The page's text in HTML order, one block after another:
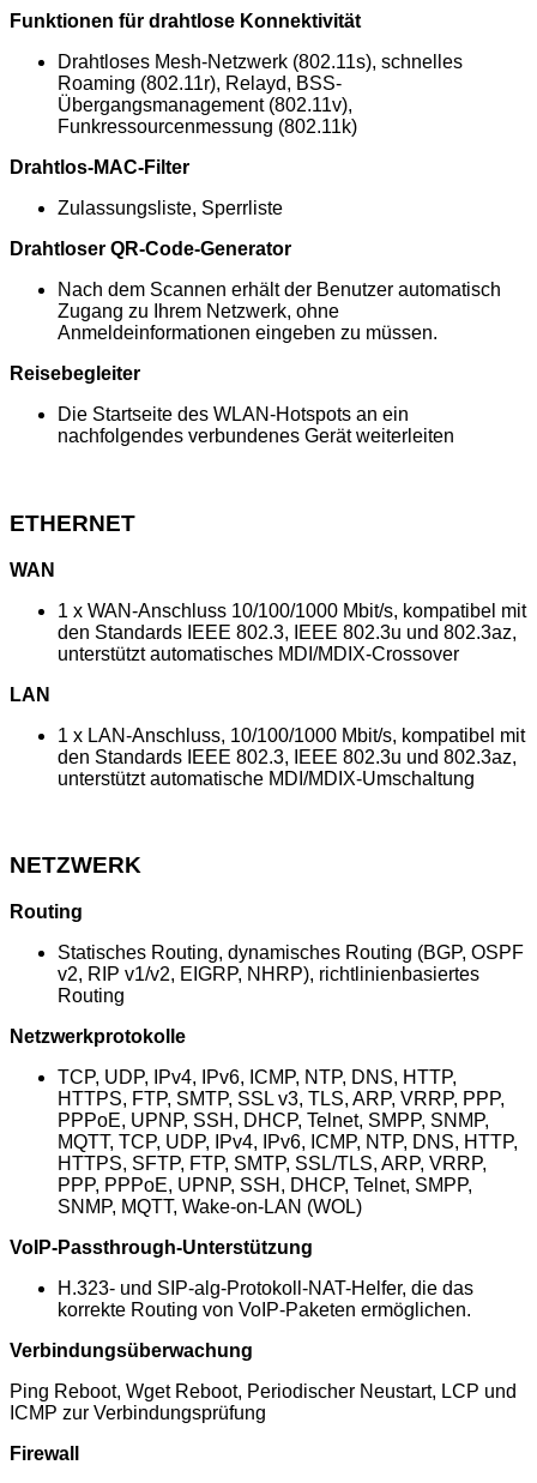
Funktionen für drahtlose Konnektivität
Drahtloses Mesh-Netzwerk (802.11s), schnelles
Roaming (802.11r), Relayd, BSS-
Übergangsmanagement (802.11v),
Funkressourcenmessung (802.11k)
Drahtlos-MAC-Filter
Zulassungsliste, Sperrliste
Drahtloser QR-Code-Generator
Nach dem Scannen erhält der Benutzer automatisch
Zugang zu Ihrem Netzwerk, ohne
Anmeldeinformationen eingeben zu müssen.
Reisebegleiter
Die Startseite des WLAN-Hotspots an ein
nachfolgendes verbundenes Gerät weiterleiten
ETHERNET
WAN
1 x WAN-Anschluss 10/100/1000 Mbit/s, kompatibel mit
den Standards IEEE 802.3, IEEE 802.3u und 802.3az,
unterstützt automatisches MDI/MDIX-Crossover
LAN
1 x LAN-Anschluss, 10/100/1000 Mbit/s, kompatibel mit
den Standards IEEE 802.3, IEEE 802.3u und 802.3az,
unterstützt automatische MDI/MDIX-Umschaltung
NETZWERK
Routing
Statisches Routing, dynamisches Routing (BGP, OSPF
v2, RIP v1/v2, EIGRP, NHRP), richtlinienbasiertes
Routing
Netzwerkprotokolle
TCP, UDP, IPv4, IPv6, ICMP, NTP, DNS, HTTP,
HTTPS, FTP, SMTP, SSL v3, TLS, ARP, VRRP, PPP,
PPPoE, UPNP, SSH, DHCP, Telnet, SMPP, SNMP,
MQTT, TCP, UDP, IPv4, IPv6, ICMP, NTP, DNS, HTTP,
HTTPS, SFTP, FTP, SMTP, SSL/TLS, ARP, VRRP,
PPP, PPPoE, UPNP, SSH, DHCP, Telnet, SMPP,
SNMP, MQTT, Wake-on-LAN (WOL)
VoIP-Passthrough-Unterstützung
H.323- und SIP-alg-Protokoll-NAT-Helfer, die das
korrekte Routing von VoIP-Paketen ermöglichen.
Verbindungsüberwachung
Ping Reboot, Wget Reboot, Periodischer Neustart, LCP und
ICMP zur Verbindungsprüfung
Firewall